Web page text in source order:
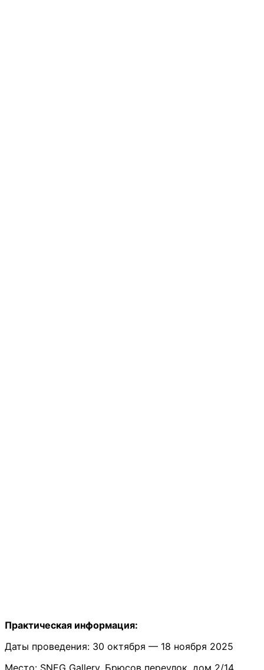
Практическая информация:
Даты проведения: 30 октября — 18 ноября 2025